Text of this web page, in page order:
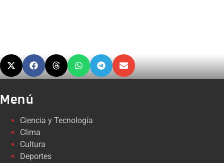
Menú
Ciencia y Tecnología
Clima
Cultura
Deportes